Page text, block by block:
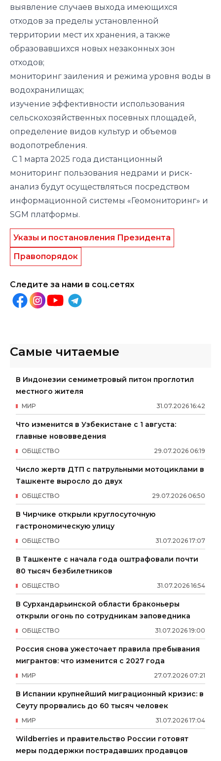
выявление случаев выхода имеющихся
отходов за пределы установленной
территории мест их хранения, а также
образовавшихся новых незаконных зон
отходов;
мониторинг заиления и режима уровня воды в
водохранилищах;
изучение эффективности использования
сельскохозяйственных посевных площадей,
определение видов культур и объемов
водопотребления.
С 1 марта 2025 года дистанционный
мониторинг пользования недрами и риск-
анализ будут осуществляться посредством
информационной системы «Геомониторинг» и
SGM платформы.
Указы и постановления Президента
Правопорядок
Следите за нами в соц.сетях
Самые читаемые
В Индонезии семиметровый питон проглотил
местного жителя
31.07.2026 16:42
МИР
Что изменится в Узбекистане с 1 августа:
главные нововведения
29.07.2026 06:19
ОБЩЕСТВО
Число жертв ДТП с патрульными мотоциклами в
Ташкенте выросло до двух
29.07.2026 06:50
ОБЩЕСТВО
В Чирчике открыли круглосуточную
гастрономическую улицу
31.07.2026 17:07
ОБЩЕСТВО
В Ташкенте с начала года оштрафовали почти
80 тысяч безбилетников
31.07.2026 16:54
ОБЩЕСТВО
В Сурхандарьинской области браконьеры
открыли огонь по сотрудникам заповедника
31.07.2026 19:00
ОБЩЕСТВО
Россия снова ужесточает правила пребывания
мигрантов: что изменится с 2027 года
27.07.2026 07:21
МИР
В Испании крупнейший миграционный кризис: в
Сеуту прорвались до 60 тысяч человек
31.07.2026 17:04
МИР
Wildberries и правительство России готовят
меры поддержки пострадавших продавцов